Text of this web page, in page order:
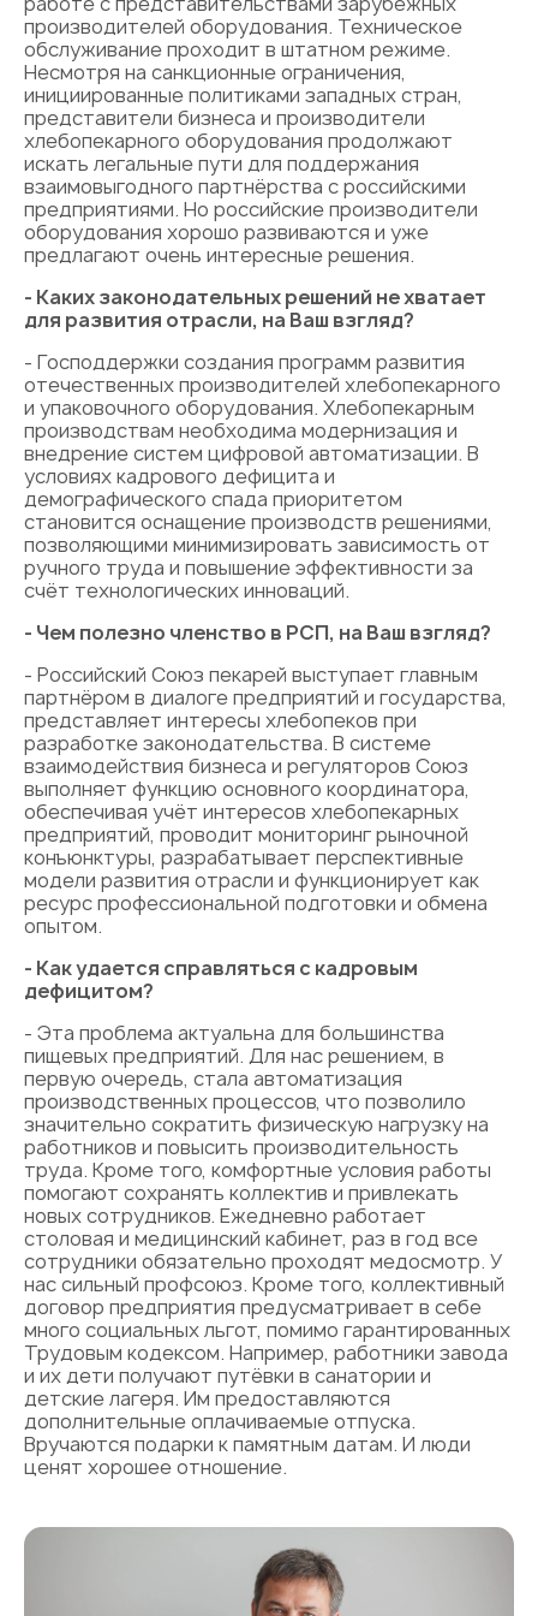
производителей оборудования. Техническое
обслуживание проходит в штатном режиме.
Несмотря на санкционные ограничения,
инициированные политиками западных стран,
представители бизнеса и производители
хлебопекарного оборудования продолжают
искать легальные пути для поддержания
взаимовыгодного партнёрства с российскими
предприятиями. Но российские производители
оборудования хорошо развиваются и уже
предлагают очень интересные решения.
- Каких законодательных решений не хватает
для развития отрасли, на Ваш взгляд?
- Господдержки создания программ развития
отечественных производителей хлебопекарного
и упаковочного оборудования. Хлебопекарным
производствам необходима модернизация и
внедрение систем цифровой автоматизации. В
условиях кадрового дефицита и
демографического спада приоритетом
становится оснащение производств решениями,
позволяющими минимизировать зависимость от
ручного труда и повышение эффективности за
счёт технологических инноваций.
- Чем полезно членство в РСП, на Ваш взгляд?
- Российский Союз пекарей выступает главным
партнёром в диалоге предприятий и государства,
представляет интересы хлебопеков при
разработке законодательства. В системе
взаимодействия бизнеса и регуляторов Союз
выполняет функцию основного координатора,
обеспечивая учёт интересов хлебопекарных
предприятий, проводит мониторинг рыночной
конъюнктуры, разрабатывает перспективные
модели развития отрасли и функционирует как
ресурс профессиональной подготовки и обмена
опытом.
- Как удается справляться с кадровым
дефицитом?
- Эта проблема актуальна для большинства
пищевых предприятий. Для нас решением, в
первую очередь, стала автоматизация
производственных процессов, что позволило
значительно сократить физическую нагрузку на
работников и повысить производительность
труда. Кроме того, комфортные условия работы
помогают сохранять коллектив и привлекать
новых сотрудников. Ежедневно работает
столовая и медицинский кабинет, раз в год все
сотрудники обязательно проходят медосмотр. У
нас сильный профсоюз. Кроме того, коллективный
договор предприятия предусматривает в себе
много социальных льгот, помимо гарантированных
Трудовым кодексом. Например, работники завода
и их дети получают путёвки в санатории и
детские лагеря. Им предоставляются
дополнительные оплачиваемые отпуска.
Вручаются подарки к памятным датам. И люди
ценят хорошее отношение.